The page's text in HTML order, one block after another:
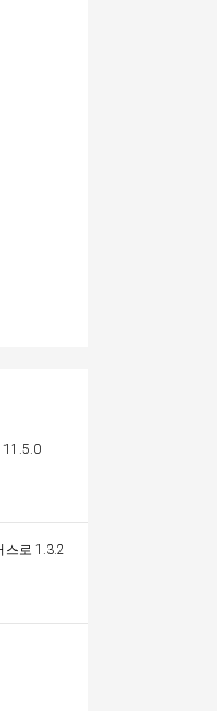
11.5.0
스로 1.3.2